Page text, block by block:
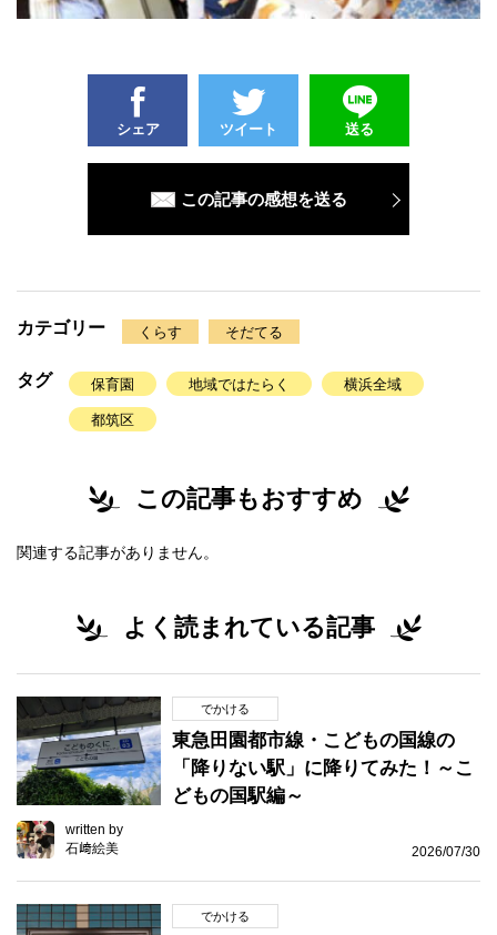
シェア ツイート 送る
この記事の感想を送る
カテゴリー くらす そだてる
タグ 保育園 地域ではたらく 横浜全域
都筑区
この記事もおすすめ
関連する記事がありません。
よく読まれている記事
でかける
東急田園都市線・こどもの国線の
「降りない駅」に降りてみた！～こ
どもの国駅編～
written by
石﨑絵美
2026/07/30
でかける